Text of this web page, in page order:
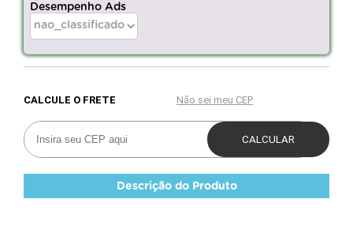
Desempenho Ads
Descrição do Produto